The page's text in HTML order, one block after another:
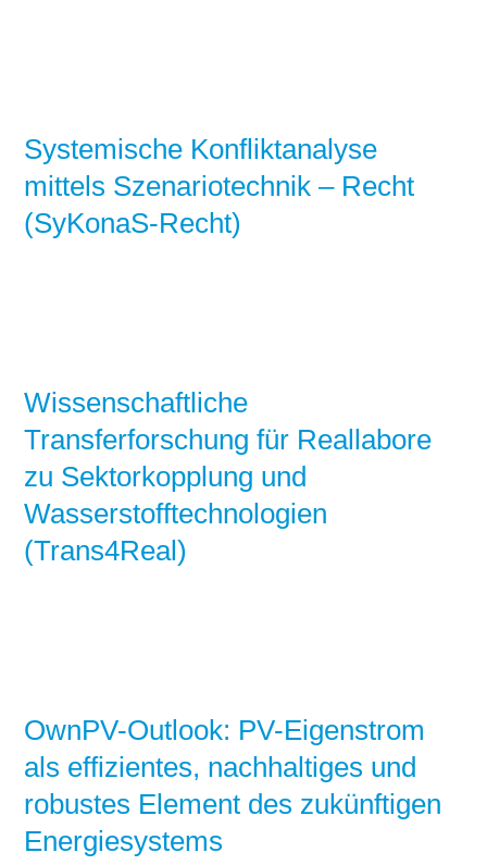
Systemische Konfliktanalyse
mittels Szenariotechnik – Recht
(SyKonaS-Recht)
Wissenschaftliche
Transferforschung für Reallabore
zu Sektorkopplung und
Wasserstofftechnologien
(Trans4Real)
OwnPV-Outlook: PV-Eigenstrom
als effizientes, nachhaltiges und
robustes Element des zukünftigen
Energiesystems